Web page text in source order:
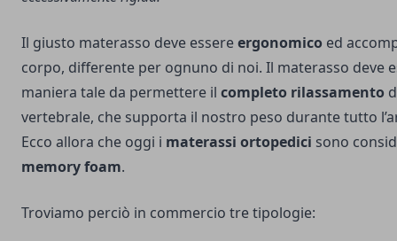
Il giusto materasso deve essereergonomico ed
corpo, differente per ognuno di noi. Il materasso deve
maniera tale da permettere il completo rilassamento
vertebrale, che supporta il nostro peso durante tutto
Ecco allora che oggi i materassi ortopedici sono
memory foam.
Troviamo perciò in commercio tre tipologie: